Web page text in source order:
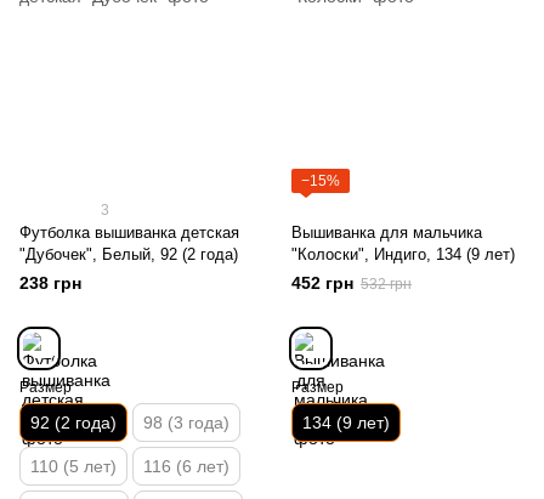
3
Футболка вышиванка детская
"Дубочек", Белый, 92 (2 года)
238 грн
Размер
92 (2 года) 98 (3 года)
110 (5 лет) 116 (6 лет)
−15%
Вышиванка для мальчика
"Колоски", Индиго, 134 (9 лет)
452 грн 532 грн
Размер
134 (9 лет)